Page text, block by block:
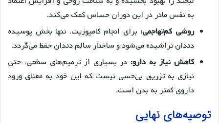
به نفس مادر در این دوران حساس کمک می‌کند.
روشی کم‌تهاجمی: برای انجام کامپوزیت، تنها بخش پوسیده
دندان تراشیده می‌شود و ساختار سالم دندان حفظ می‌گردد.
کاهش نیاز به دارو: در بسیاری از ترمیم‌های سطحی، حتی
نیازی به تزریق بی‌حسی نیست که این خود به معنای ورود
داروی کمتر به بدن است.
توصیه‌های نهایی